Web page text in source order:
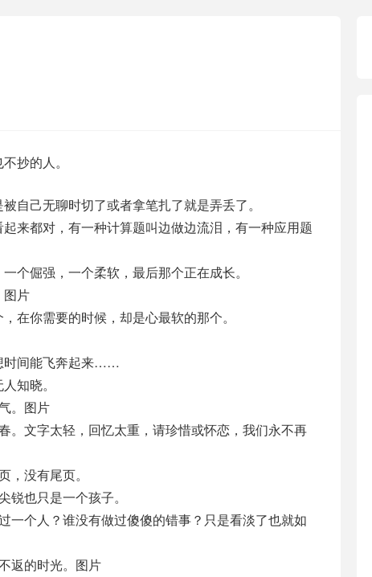
抄的人。
自己无聊时切了或者拿笔扎了就是弄丢了。
来都对，有一种计算题叫边做边流泪，有一种应用题
个倔强，一个柔软，最后那个正在成长。
图片
在你需要的时候，却是心最软的那个。
时间能飞奔起来……
知晓。
。图片
。文字太轻，回忆太重，请珍惜或怀恋，我们永不再
没有尾页。
也只是一个孩子。
一个人？谁没有做过傻傻的错事？只是看淡了也就如
返的时光。图片